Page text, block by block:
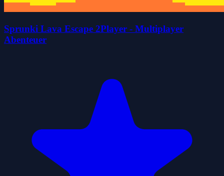
Sprunki Lava Escape 2Player - Multiplayer
Abenteuer